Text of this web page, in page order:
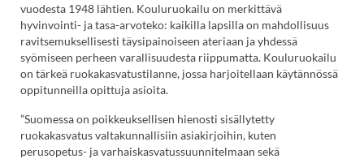
vuodesta 1948 lähtien. Kouluruokailu on merkittävä
hyvinvointi- ja tasa-arvoteko: kaikilla lapsilla on mahdollisuus
ravitsemuksellisesti täysipainoiseen ateriaan ja yhdessä
syömiseen perheen varallisuudesta riippumatta. Kouluruokailu
on tärkeä ruokakasvatustilanne, jossa harjoitellaan käytännössä
oppitunneilla opittuja asioita.
”Suomessa on poikkeuksellisen hienosti sisällytetty
ruokakasvatus valtakunnallisiin asiakirjoihin, kuten
perusopetus- ja varhaiskasvatussuunnitelmaan sekä